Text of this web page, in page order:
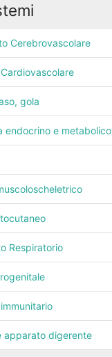
Cerebrovascolare
gola
endocrino e metabolico
Respiratorio
apparato digerente